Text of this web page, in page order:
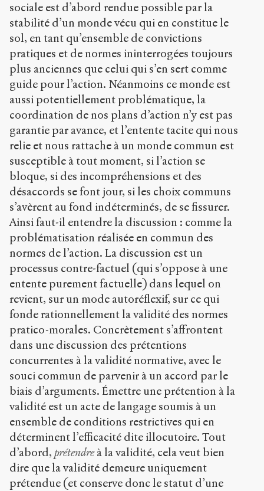
sociale est d’abord rendue possible par la
stabilité d’un monde vécu qui en constitue le
sol, en tant qu’ensemble de convictions
pratiques et de normes ininterrogées toujours
plus anciennes que celui qui s’en sert comme
guide pour l’action. Néanmoins ce monde est
aussi potentiellement problématique, la
coordination de nos plans d’action n’y est pas
garantie par avance, et l’entente tacite qui nous
relie et nous rattache à un monde commun est
susceptible à tout moment, si l’action se
bloque, si des incompréhensions et des
désaccords se font jour, si les choix communs
s’avèrent au fond indéterminés, de se fissurer.
Ainsi faut-il entendre la discussion : comme la
problématisation réalisée en commun des
normes de l’action. La discussion est un
processus contre-factuel (qui s’oppose à une
entente purement factuelle) dans lequel on
revient, sur un mode autoréflexif, sur ce qui
fonde rationnellement la validité des normes
pratico-morales. Concrètement s’affrontent
dans une discussion des prétentions
concurrentes à la validité normative, avec le
souci commun de parvenir à un accord par le
biais d’arguments. Émettre une prétention à la
validité est un acte de langage soumis à un
ensemble de conditions restrictives qui en
déterminent l’efficacité dite illocutoire. Tout
d’abord, prétendreà la validité, cela veut bien
dire que la validité demeure uniquement
prétendue (et conserve donc le statut d’une